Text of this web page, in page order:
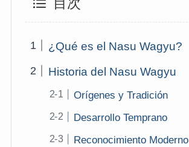
目次
¿Qué es el Nasu Wagyu?
Historia del Nasu Wagyu
Orígenes y Tradición
Desarrollo Temprano
Reconocimiento Moderno